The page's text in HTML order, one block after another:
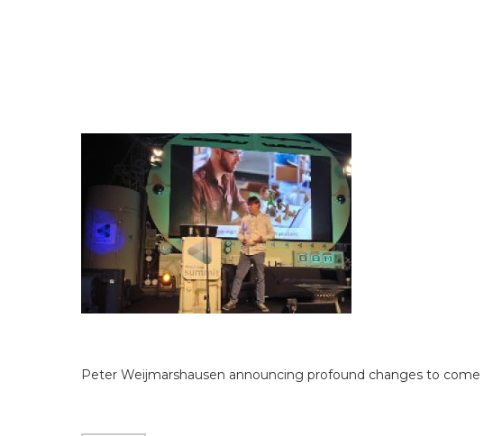
Peter Weijmarshausen announcing profound changes to come